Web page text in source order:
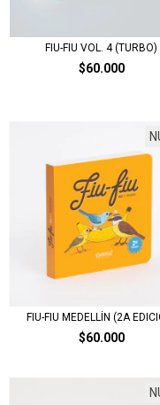
FIU-FIU VOL. 4 (TURBO)
$60.000
FIU-FIU MEDELLÍN (2A
$60.000